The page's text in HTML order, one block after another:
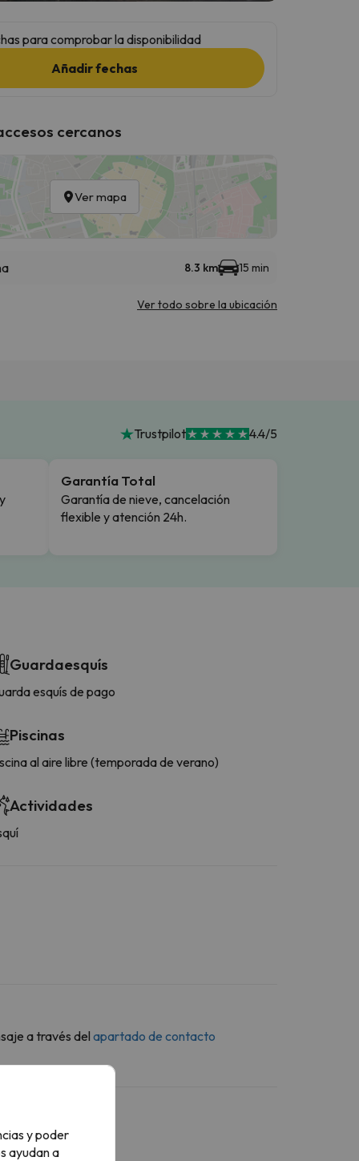
para comprobar la disponibilidad
Añadir fechas
cercanos
Ver mapa
8.3 km 15 min
Ver todo sobre la ubicación
Trustpilot 4.4/5
Garantía Total
Garantía de nieve, cancelación
flexible y atención 24h.
Guardaesquís
esquís de pago
Piscinas
al aire libre (temporada de verano)
Actividades
a través del apartado de contacto
y poder
ayudan a